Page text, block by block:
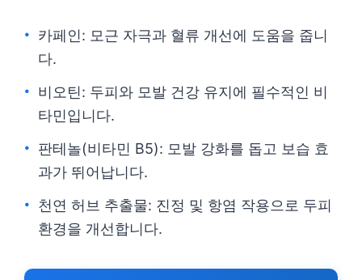
카페인: 모근 자극과 혈류 개선에 도움을 줍니
다.
비오틴: 두피와 모발 건강 유지에 필수적인 비
타민입니다.
판테놀(비타민 B5): 모발 강화를 돕고 보습 효
과가 뛰어납니다.
천연 허브 추출물: 진정 및 항염 작용으로 두피
환경을 개선합니다.